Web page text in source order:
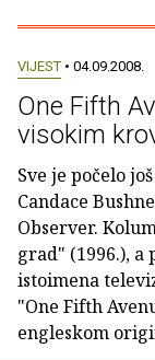
VIJEST • 04.09.2008.
One Fifth
visokim
Sve je počelo
Candace
Observer.
grad" (1996.),
istoimena
"One Fifth
engleskom